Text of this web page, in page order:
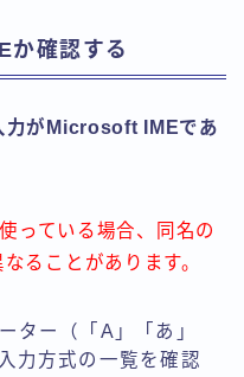
確認する
力がMicrosoft IMEであ
っている場合、同名の
ることがあります。
ター（「A」「あ」
力方式の一覧を確認